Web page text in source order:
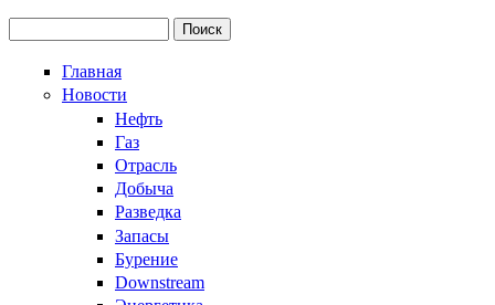
Главная
Новости
Нефть
Газ
Отрасль
Добыча
Разведка
Запасы
Бурение
Downstream